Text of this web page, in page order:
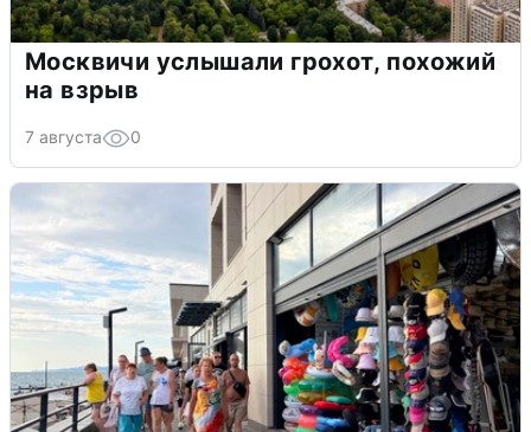
Москвичи услышали грохот, похожий
на взрыв
7 августа 0